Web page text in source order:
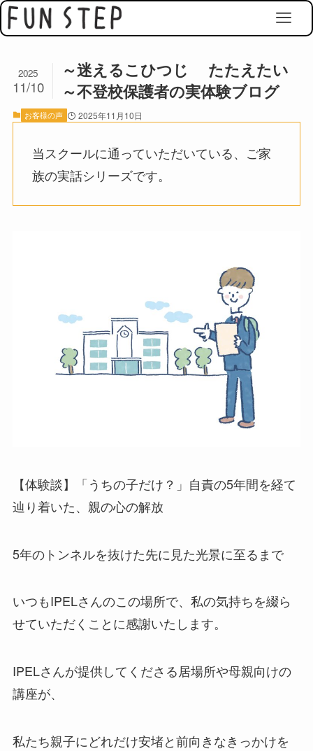
～迷えるこひつじ たたえたい
～不登校保護者の実体験ブログ
2025
11/10
お客様の声 2025年11月10日
当スクールに通っていただいている、ご家
族の実話シリーズです。
【体験談】「うちの子だけ？」自責の5年間を経て
辿り着いた、親の心の解放
5年のトンネルを抜けた先に見た光景に至るまで
いつもIPELさんのこの場所で、私の気持ちを綴ら
せていただくことに感謝いたします。
IPELさんが提供してくださる居場所や母親向けの
講座が、
私たち親子にどれだけ安堵と前向きなきっかけを